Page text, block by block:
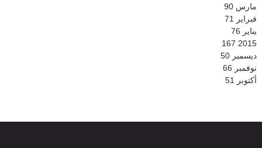
مارس 90
فبراير 71
يناير 76
2015
167
ديسمبر 50
نوفمبر 66
أكتوبر 51